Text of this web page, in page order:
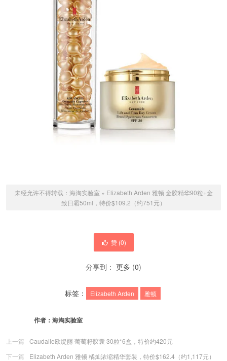
未经允许不得转载： 海淘实验室 » Elizabeth Arden 雅顿 金胶精华90粒+金
致日霜50ml，特价$109.2（约751元）
赞 (0)
分享到： 更多 (0)
标签： Elizabeth Arden 雅顿
作者： 海淘实验室
上一篇
Caudalie欧缇丽 葡萄籽胶囊 30粒*6盒，特价约420元
下一篇
Elizabeth Arden 雅顿 橘灿浓缩精华套装，特价$162.4（约1,117元）